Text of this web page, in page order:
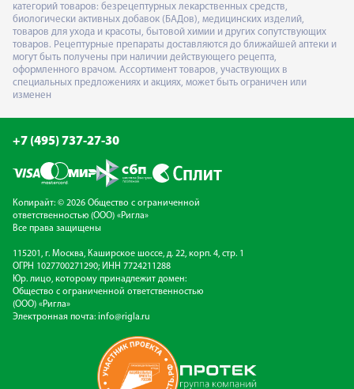
категорий товаров: безрецептурных лекарственных средств,
биологически активных добавок (БАДов), медицинских изделий,
товаров для ухода и красоты, бытовой химии и других сопутствующих
товаров. Рецептурные препараты доставляются до ближайшей аптеки и
могут быть получены при наличии действующего рецепта,
оформленного врачом. Ассортимент товаров, участвующих в
специальных предложениях и акциях, может быть ограничен или
изменен
+7 (495) 737-27-30
Копирайт: © 2026 Общество с ограниченной
ответственностью (ООО) «Ригла»
Все права защищены
115201, г. Москва, Каширское шоссе, д. 22, корп. 4, стр. 1
ОГРН 1027700271290; ИНН 7724211288
Юр. лицо, которому принадлежит домен:
Общество с ограниченной ответственностью
(ООО) «Ригла»
Электронная почта: info@rigla.ru